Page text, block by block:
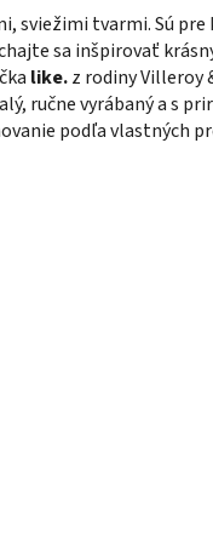
sviežimi tvarmi. Sú
sa inšpirovať
like.z rodiny Villeroy
ručne vyrábaný a s
podľa vlastných